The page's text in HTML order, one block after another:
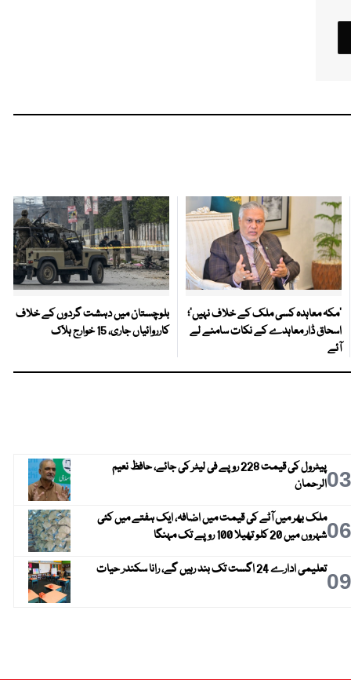
‘مکہ معاہدہ کسی ملک کے خلاف نہیں’؛
اسحاق ڈار معاہدے کے نکات سامنے لے
آئے
بلوچستان میں دہشت گردوں کے خلاف
کارروائیاں جاری، 15 خوارج ہلاک
03
پیٹرول کی قیمت 228 روپے فی لیٹر کی جائے، حافظ نعیم
الرحمان
06ملک بھر میں آٹے کی قیمت میں اضافہ، ایک ہفتے میں کئی
شہروں میں 20 کلو تھیلا 100 روپے تک مہنگا
09تعلیمی ادارے 24 اگست تک بند رہیں گے، رانا سکندر حیات